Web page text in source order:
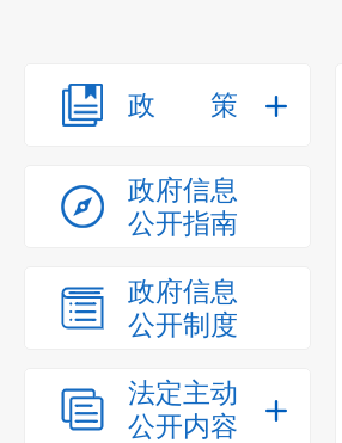
政策
政府信息
公开指南
政府信息
公开制度
法定主动
公开内容